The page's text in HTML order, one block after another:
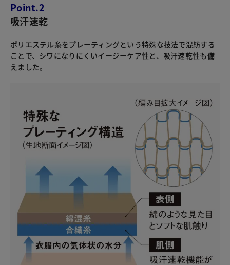
Point.2
吸汗速乾
ポリエステル糸をプレーティングという特殊な技法で混紡する
ことで、シワになりにくいイージーケア性と、吸汗速乾性も備
えました。